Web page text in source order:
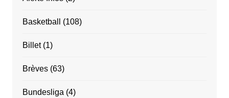
Basketball (108)
Billet(1)
Brèves(63)
Bundesliga (4)